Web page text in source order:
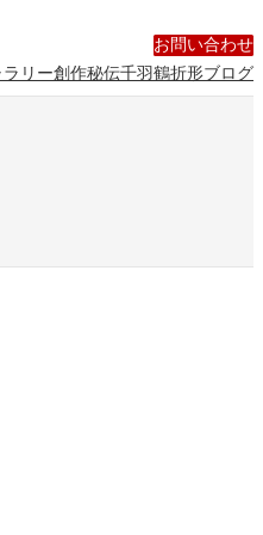
Facebook
Twitter
YouTube
お問い合わせ
ラリー創作秘伝千羽鶴折形ブログ